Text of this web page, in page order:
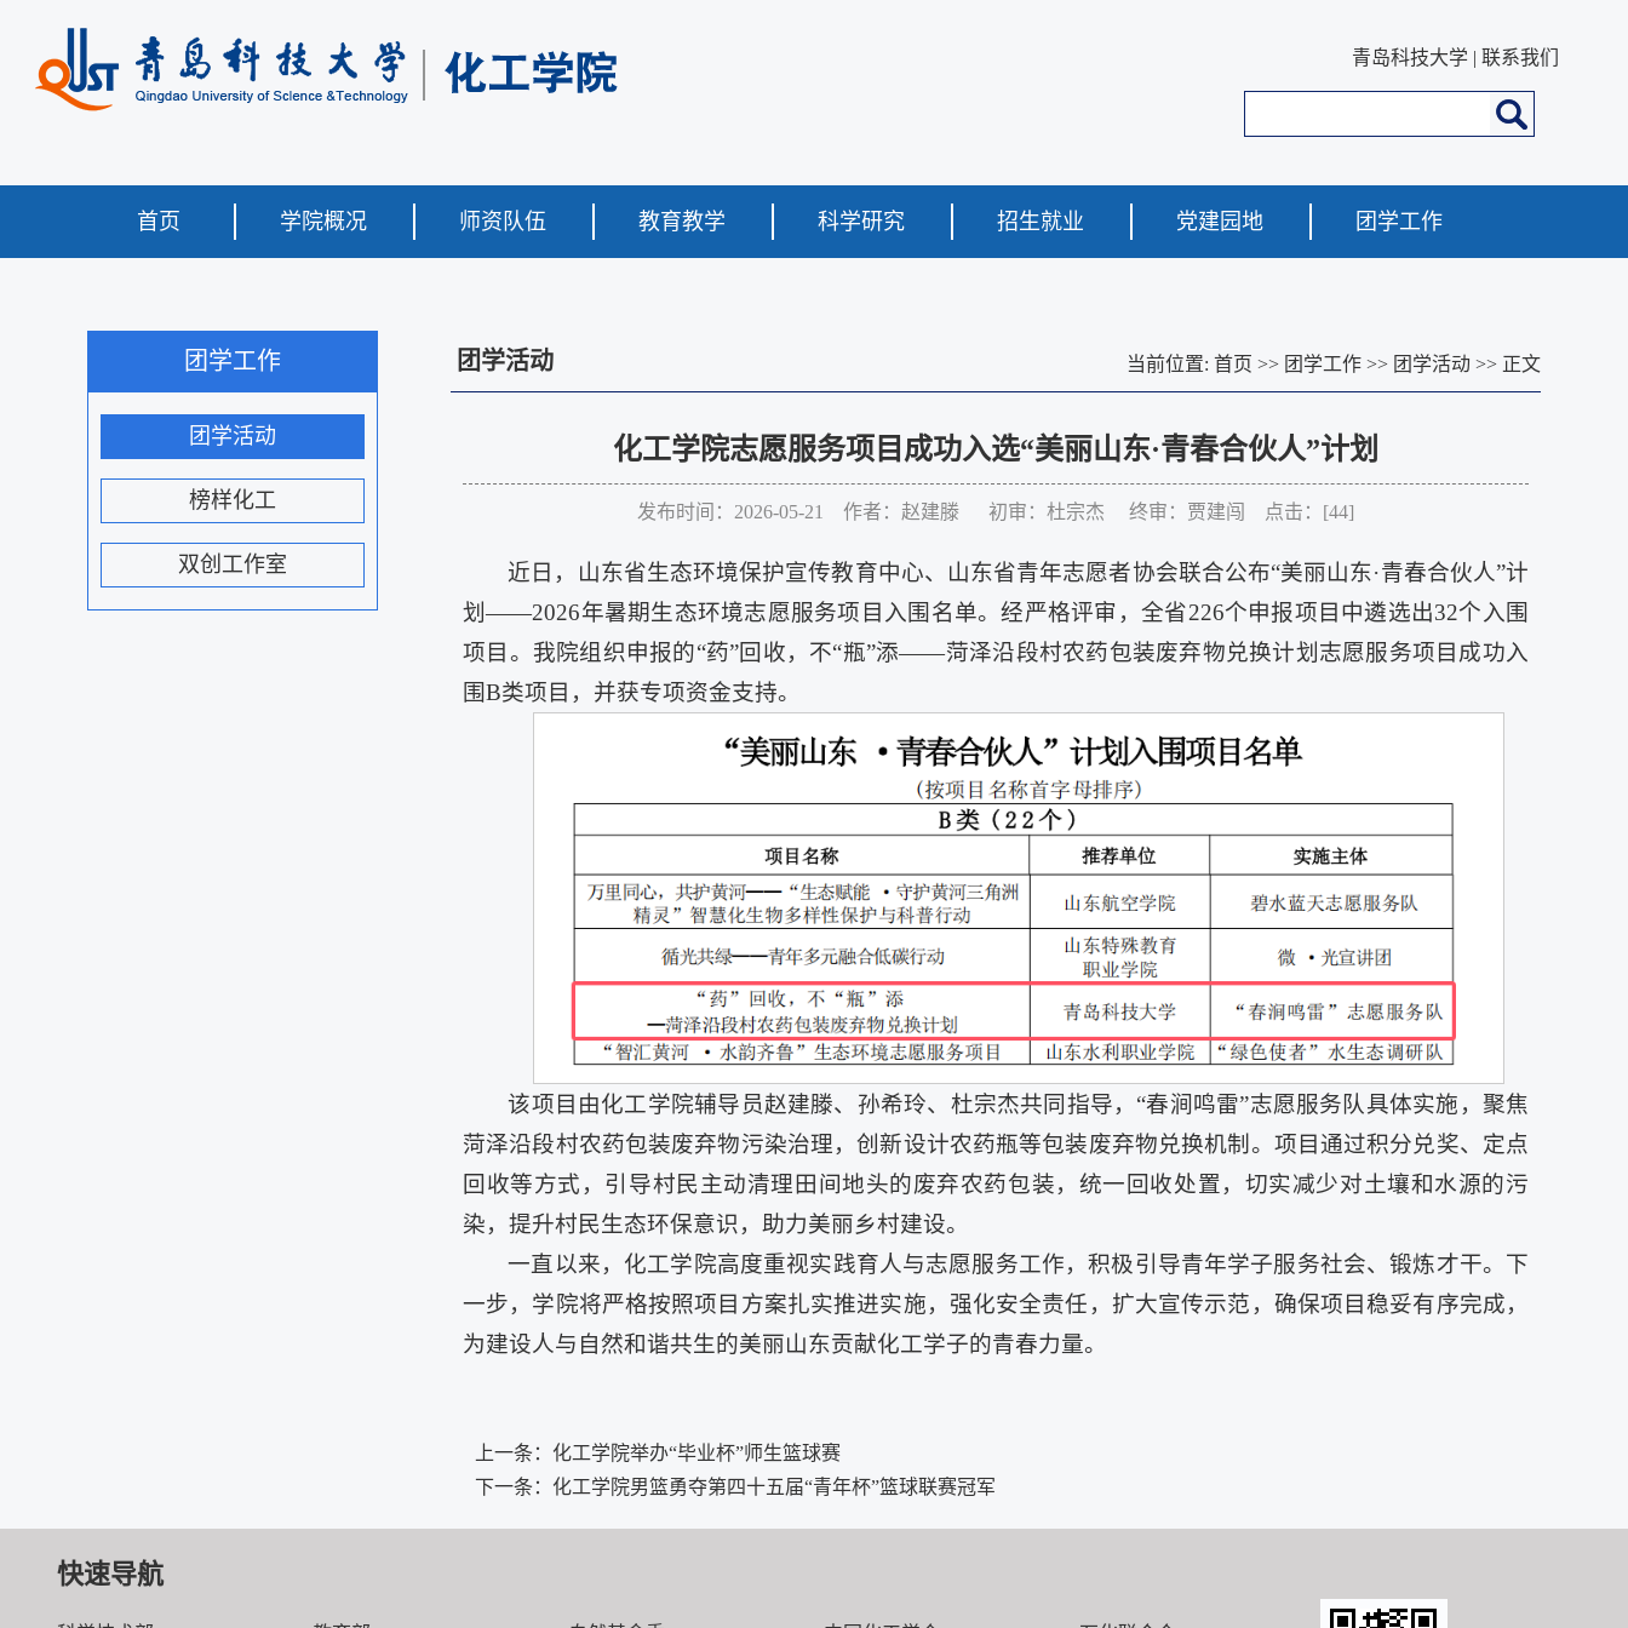
青岛科技大学 | 联系我们
首页 学院概况 师资队伍 教育教学 科学研究 招生就业 党建园地 团学工作
团学工作
团学活动
榜样化工
双创工作室
团学活动 当前位置: 首页 >> 团学工作 >> 团学活动 >> 正文
化工学院志愿服务项目成功入选“美丽山东·青春合伙人”计划
发布时间：2026-05-21 作者：赵建滕 初审：杜宗杰 终审：贾建闯 点击：[44]
近日，山东省生态环境保护宣传教育中心、山东省青年志愿者协会联合公布“美丽山东·青春合伙人”计
划——2026年暑期生态环境志愿服务项目入围名单。经严格评审，全省226个申报项目中遴选出32个入围
项目。我院组织申报的“药”回收，不“瓶”添——菏泽沿段村农药包装废弃物兑换计划志愿服务项目成功入
围B类项目，并获专项资金支持。
该项目由化工学院辅导员赵建滕、孙希玲、杜宗杰共同指导，“春涧鸣雷”志愿服务队具体实施，聚焦
菏泽沿段村农药包装废弃物污染治理，创新设计农药瓶等包装废弃物兑换机制。项目通过积分兑奖、定点
回收等方式，引导村民主动清理田间地头的废弃农药包装，统一回收处置，切实减少对土壤和水源的污
染，提升村民生态环保意识，助力美丽乡村建设。
一直以来，化工学院高度重视实践育人与志愿服务工作，积极引导青年学子服务社会、锻炼才干。下
一步，学院将严格按照项目方案扎实推进实施，强化安全责任，扩大宣传示范，确保项目稳妥有序完成，
为建设人与自然和谐共生的美丽山东贡献化工学子的青春力量。
上一条： 化工学院举办“毕业杯”师生篮球赛
下一条： 化工学院男篮勇夺第四十五届“青年杯”篮球联赛冠军
快速导航